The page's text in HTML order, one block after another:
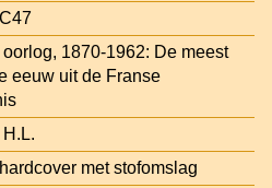
1870-1962: De meest
eeuw uit de Franse
met stofomslag